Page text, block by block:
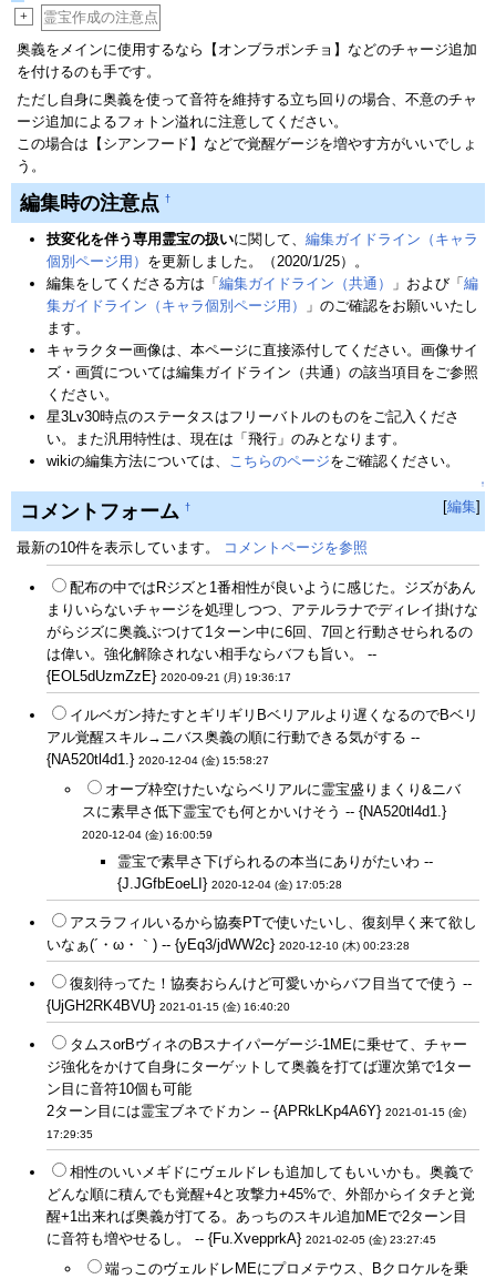
+
霊宝作成の注意点
奥義をメインに使用するなら【オンブラポンチョ】などのチャージ追加
を付けるのも手です。
ただし自身に奥義を使って音符を維持する立ち回りの場合、不意のチャ
ージ追加によるフォトン溢れに注意してください。
この場合は【シアンフード】などで覚醒ゲージを増やす方がいいでしょ
う。
編集時の注意点 †
技変化を伴う専用霊宝の扱いに関して、 編集ガイドライン（キャラ
個別ページ用） を更新しました。（2020/1/25）。
編集をしてくださる方は「 編集ガイドライン（共通） 」および「 編
集ガイドライン（キャラ個別ページ用）
」のご確認をお願いいたし
ます。
キャラクター画像は、本ページに直接添付してください。画像サイ
ズ・画質については編集ガイドライン（共通）の該当項目をご参照
ください。
星3Lv30時点のステータスはフリーバトルのものをご記入くださ
い。また汎用特性は、現在は「飛行」のみとなります。
wikiの編集方法については、 こちらのページをご確認ください。
↑
コメントフォーム † [編集]
最新の10件を表示しています。 コメントページを参照
配布の中ではRジズと1番相性が良いように感じた。ジズがあん
まりいらないチャージを処理しつつ、アテルラナでディレイ掛けな
がらジズに奥義ぶつけて1ターン中に6回、7回と行動させられるの
は偉い。強化解除されない相手ならバフも旨い。 --
{EOL5dUzmZzE} 2020-09-21 (月) 19:36:17
イルベガン持たすとギリギリBベリアルより遅くなるのでBベリ
アル覚醒スキル→ニバス奥義の順に行動できる気がする --
{NA520tl4d1.} 2020-12-04 (金) 15:58:27
オーブ枠空けたいならベリアルに霊宝盛りまくり&ニバ
スに素早さ低下霊宝でも何とかいけそう -- {NA520tl4d1.}
2020-12-04 (金) 16:00:59
霊宝で素早さ下げられるの本当にありがたいわ --
{J.JGfbEoeLI} 2020-12-04 (金) 17:05:28
アスラフィルいるから協奏PTで使いたいし、復刻早く来て欲し
いなぁ(´・ω・｀) -- {yEq3/jdWW2c} 2020-12-10 (木) 00:23:28
復刻待ってた！協奏おらんけど可愛いからバフ目当てで使う --
{UjGH2RK4BVU} 2021-01-15 (金) 16:40:20
タムスorBヴィネのBスナイパーゲージ-1MEに乗せて、チャー
ジ強化をかけて自身にターゲットして奥義を打てば運次第で1ター
ン目に音符10個も可能
2ターン目には霊宝ブネでドカン -- {APRkLKp4A6Y} 2021-01-15 (金)
17:29:35
相性のいいメギドにヴェルドレも追加してもいいかも。奥義で
どんな順に積んでも覚醒+4と攻撃力+45%で、外部からイタチと覚
醒+1出来れば奥義が打てる。あっちのスキル追加MEで2ターン目
に音符も増やせるし。 -- {Fu.XvepprkA} 2021-02-05 (金) 23:27:45
端っこのヴェルドレMEにプロメテウス、Bクロケルを乗